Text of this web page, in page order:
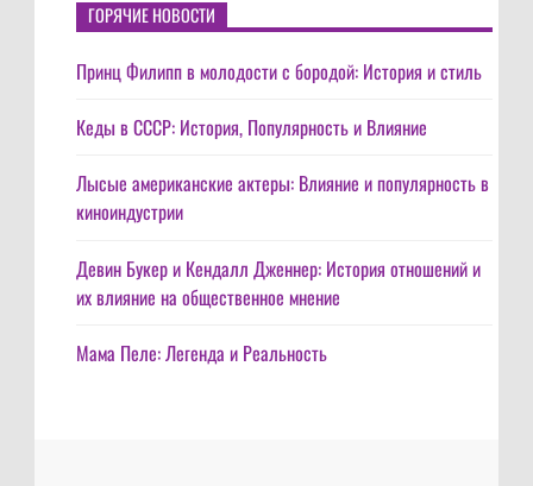
ГОРЯЧИЕ НОВОСТИ
Принц Филипп в молодости с бородой: История и стиль
Кеды в СССР: История, Популярность и Влияние
Лысые американские актеры: Влияние и популярность в
киноиндустрии
Девин Букер и Кендалл Дженнер: История отношений и
их влияние на общественное мнение
Мама Пеле: Легенда и Реальность